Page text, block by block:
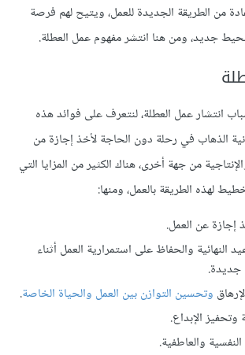
من الطريقة الجديدة للعمل، ويتيح لهم فرصة
جديد، ومن هنا انتشر مفهوم عمل العطلة.
انتشار عمل العطلة، لنتعرف على فوائد هذه
الذهاب في رحلة دون الحاجة لأخذ إجازة من
من جهة أخرى، هناك الكثير من المزايا التي
لهذه الطريقة بالعمل، ومنها:
إجازة عن العمل.
النهائية والحفاظ على استمرارية العمل أثناء
جديدة.
وتحسين التوازن بين العمل والحياة الخاصة.
وتحفيز الإبداع.
والعاطفية.